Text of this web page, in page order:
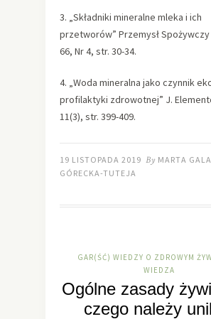
3. „Składniki mineralne mleka i ich
przetworów” Przemysł Spożywczy
66, Nr 4, str. 30-34.
4. „Woda mineralna jako czynnik
profilaktyki zdrowotnej” J.
11(3), str. 399-409.
19 LISTOPADA 2019 By MARTA
GÓRECKA-TUTEJA
GAR(ŚĆ) WIEDZY O ZDROWYM
WIEDZA
Ogólne zasady
czego należy